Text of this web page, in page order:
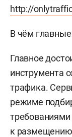
http://
В чём
Главное
инструмента
трафика.
режиме
требованиями
к